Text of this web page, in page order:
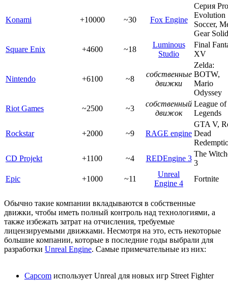
Konami +10000 ~30 Fox Engine
Серия Pro
Evolution
Soccer,
Gear
Square Enix
+4600 ~18
Luminous
Studio
Final
XV
Nintendo +6100 ~8
собственные
движки
Zelda:
BOTW,
Mario
Odyssey
Riot Games
~2500 ~3
собственный
движок
League of
Legends
Rockstar +2000 ~9 RAGE engine
GTA V,
Dead
CD Projekt
+1100 ~4 REDEngine 3
The
3
Epic
+1000 ~11
Unreal
Engine 4
Fortnite
Обычно такие компании вкладываются в собственные
движки, чтобы иметь полный контроль над технологиями, а
также избежать затрат на отчисления, требуемые
лицензируемыми движками. Несмотря на это, есть некоторые
большие компании, которые в последние годы выбрали для
разработки Unreal Engine. Самые примечательные из них:
Capcom использует Unreal для новых игр Street Fighter